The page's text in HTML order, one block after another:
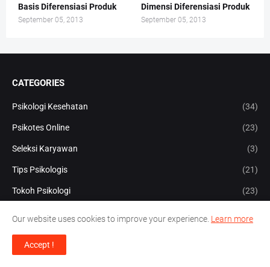
Basis Diferensiasi Produk
September 05, 2013
Dimensi Diferensiasi Produk
September 05, 2013
CATEGORIES
Psikologi Kesehatan (34)
Psikotes Online (23)
Seleksi Karyawan (3)
Tips Psikologis (21)
Tokoh Psikologi (23)
MAIN TAGS
ebook Bimbingan Karir dan Konseling
Our website uses cookies to improve your experience. Learn more
Accept !